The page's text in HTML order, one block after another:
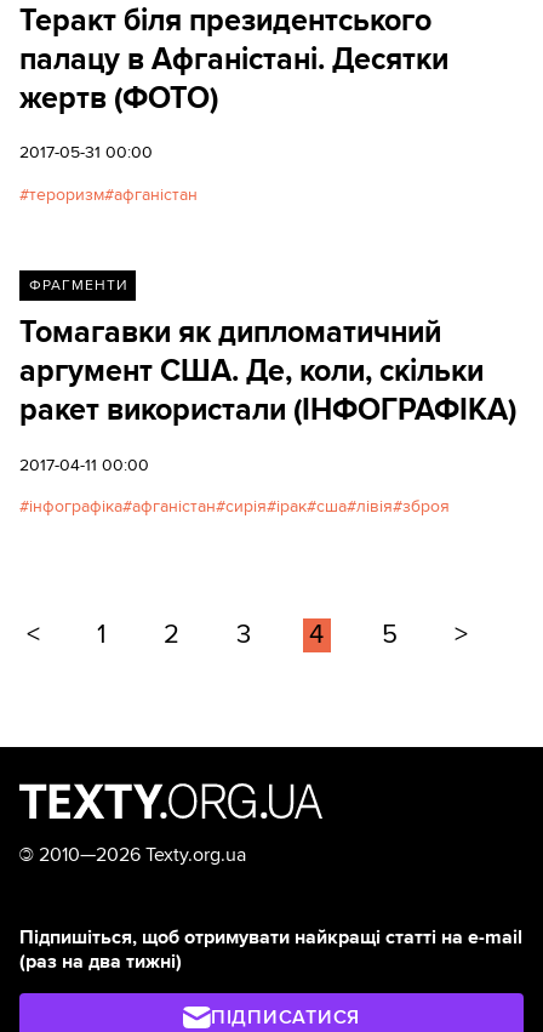
Теракт біля президентського
палацу в Афганістані. Десятки
жертв (ФОТО)
2017-05-31 00:00
тероризм афганістан
ФРАГМЕНТИ
Томагавки як дипломатичний
аргумент США. Де, коли, скільки
ракет використали (ІНФОГРАФІКА)
2017-04-11 00:00
інфографіка афганістан сирія ірак сша лівія зброя
< 1 2 3 4 5 >
© 2010—2026 Texty.org.ua
Підпишіться, щоб отримувати найкращі статті на e-mail
(раз на два тижні)
ПІДПИСАТИСЯ